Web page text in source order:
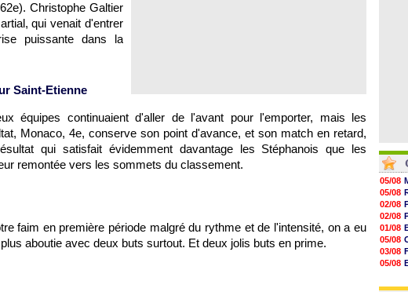
Christophe Galtier
qui venait d'entrer
puissante dans la
Saint-Etienne
équipes continuaient d'aller de l'avant pour l'emporter, mais les
Monaco, 4e, conserve son point d'avance, et son match en retard,
qui satisfait évidemment davantage les Stéphanois que les
remontée vers les sommets du classement.
faim en première période malgré du rythme et de l'intensité, on a eu
aboutie avec deux buts surtout. Et deux jolis buts en prime.
05/08
05/08
02/08
02/08
01/08
05/08
03/08
05/08
03/08